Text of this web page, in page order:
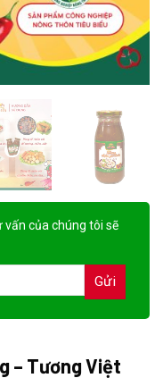
vấn của chúng tôi sẽ
– Tương Việt